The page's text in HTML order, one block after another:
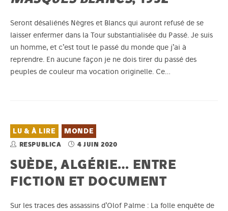
Seront désaliénés Nègres et Blancs qui auront refusé de se
laisser enfermer dans la Tour substantialisée du Passé. Je suis
un homme, et c’est tout le passé du monde que j’ai à
reprendre. En aucune façon je ne dois tirer du passé des
peuples de couleur ma vocation originelle. Ce…
LU & À LIRE MONDE
RESPUBLICA 4 JUIN 2020
SUÈDE, ALGÉRIE… ENTRE
FICTION ET DOCUMENT
Sur les traces des assassins d’Olof Palme : La folle enquête de